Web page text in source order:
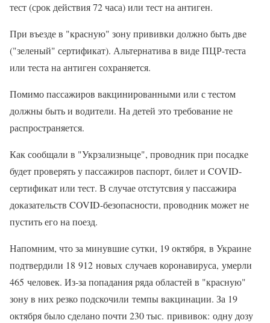
тест (срок действия 72 часа) или тест на антиген.
При въезде в "красную" зону прививки должно быть две
("зеленый" сертификат). Альтернатива в виде ПЦР-теста
или теста на антиген сохраняется.
Помимо пассажиров вакцинированными или с тестом
должны быть и водители. На детей это требование не
распространяется.
Как сообщали в "Укрзализныце", проводник при посадке
будет проверять у пассажиров паспорт, билет и COVID-
сертификат или тест. В случае отстутсвия у пассажира
доказательств COVID-безопасности, проводник может не
пустить его на поезд.
Напомним, что за минувшие сутки, 19 октября, в Украине
подтвердили 18 912 новых случаев коронавируса, умерли
465 человек. Из-за попадания ряда областей в "красную"
зону в них резко подскочили темпы вакцинации. За 19
октября было сделано почти 230 тыс. прививок: одну дозу